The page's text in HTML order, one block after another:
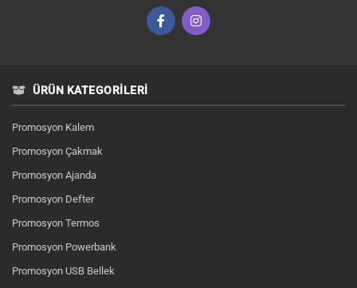
ÜRÜN KATEGORILERI
Promosyon Kalem
Promosyon Çakmak
Promosyon Ajanda
Promosyon Defter
Promosyon Termos
Promosyon Powerbank
Promosyon USB Bellek